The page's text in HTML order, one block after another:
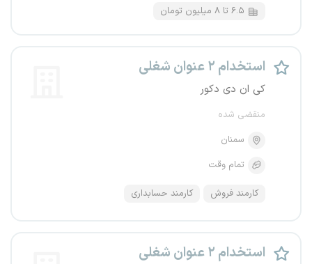
۶.۵ تا ۸ میلیون تومان
استخدام ۲ عنوان شغلی
کی ان دی دکور
منقضی شده
سمنان
تمام وقت
کارمند فروش کارمند حسابداری
استخدام ۲ عنوان شغلی